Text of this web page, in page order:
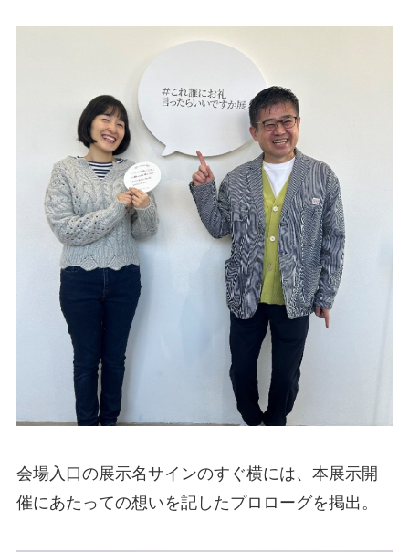
会場入口の展示名サインのすぐ横には、本展示開
催にあたっての想いを記したプロローグを掲出。